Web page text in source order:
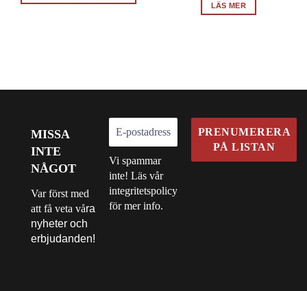
LÄS MER
MISSA
INTE
NÅGOT
Var först med
att få veta våra
nyheter och
erbjudanden!
Vi spammar
inte! Läs vår
integritetspolicy
för mer info.